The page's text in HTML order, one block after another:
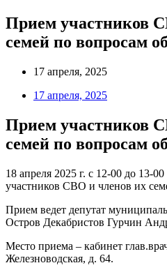
Прием участников
семей по вопросам
17 апреля, 2025
17 апреля, 2025
Прием участников
семей по вопросам
18 апреля 2025 г. с 12-00 до 13-
участников СВО и членов их
Прием ведет депутат
Остров Декабристов Гурчин
Место приема – кабинет
Железноводская, д. 64.